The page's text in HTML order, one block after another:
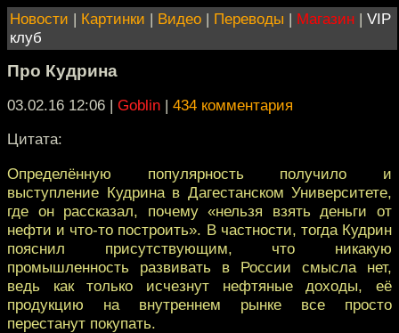
Новости | Картинки | Видео | Переводы | Магазин | VIP
клуб
Про Кудрина
03.02.16 12:06 | Goblin | 434 комментария
Цитата:
Определённую популярность получило и
выступление Кудрина в Дагестанском Университете,
где он рассказал, почему «нельзя взять деньги от
нефти и что-то построить». В частности, тогда Кудрин
пояснил присутствующим, что никакую
промышленность развивать в России смысла нет,
ведь как только исчезнут нефтяные доходы, её
продукцию на внутреннем рынке все просто
перестанут покупать.